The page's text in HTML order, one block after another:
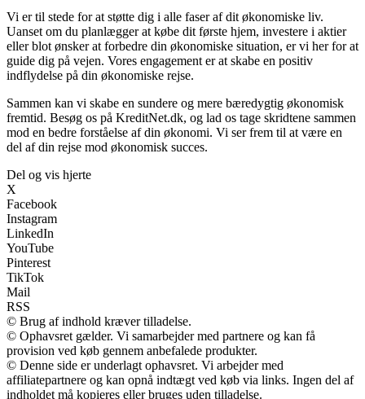
Vi er til stede for at støtte dig i alle faser af dit økonomiske liv.
Uanset om du planlægger at købe dit første hjem, investere i aktier
eller blot ønsker at forbedre din økonomiske situation, er vi her for at
guide dig på vejen. Vores engagement er at skabe en positiv
indflydelse på din økonomiske rejse.
Sammen kan vi skabe en sundere og mere bæredygtig økonomisk
fremtid. Besøg os på KreditNet.dk, og lad os tage skridtene sammen
mod en bedre forståelse af din økonomi. Vi ser frem til at være en
del af din rejse mod økonomisk succes.
Del og vis hjerte
X
Facebook
Instagram
LinkedIn
YouTube
Pinterest
TikTok
Mail
RSS
© Brug af indhold kræver tilladelse.
© Ophavsret gælder. Vi samarbejder med partnere og kan få
provision ved køb gennem anbefalede produkter.
© Denne side er underlagt ophavsret. Vi arbejder med
affiliatepartnere og kan opnå indtægt ved køb via links. Ingen del af
indholdet må kopieres eller bruges uden tilladelse.